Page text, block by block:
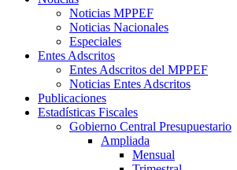
Noticias MPPEF
Noticias Nacionales
Especiales
Entes Adscritos
Entes Adscritos del MPPEF
Noticias Entes Adscritos
Publicaciones
Estadísticas Fiscales
Gobierno Central Presupuestario
Ampliada
Mensual